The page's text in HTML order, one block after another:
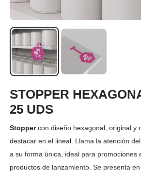
STOPPER
25 UDS
Stoppercon diseño hexagonal, original y
destacar en el lineal. Llama la atención
a su forma única, ideal para promociones
productos de lanzamiento. Se presenta